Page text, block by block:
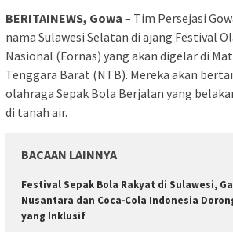
BERITAINEWS, Gowa – Tim Persejasi
nama Sulawesi Selatan di ajang Festival
Nasional (Fornas) yang akan digelar di
Tenggara Barat (NTB). Mereka akan
olahraga Sepak Bola Berjalan yang
di tanah air.
BACAAN LAINNYA
Festival Sepak Bola Rakyat di Sulawesi,
Nusantara dan Coca‑Cola Indonesia
yang Inklusif